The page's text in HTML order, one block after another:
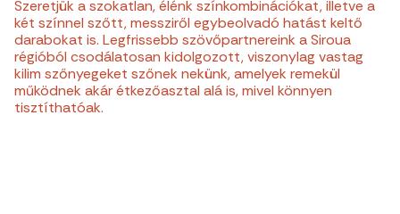
Szeretjük a szokatlan, élénk színkombinációkat, illetve a
két színnel szőtt, messziről egybeolvadó hatást keltő
darabokat is. Legfrissebb szövőpartnereink a Siroua
régióból csodálatosan kidolgozott, viszonylag vastag
kilim szőnyegeket szőnek nekünk, amelyek remekül
működnek akár étkezőasztal alá is, mivel könnyen
tisztíthatóak.